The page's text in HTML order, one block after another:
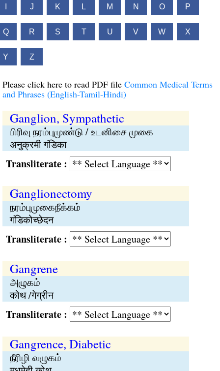
J K L M N O P
Q R S T U V W X
Y Z
Please click here to read PDF file Common Medical Terms
and Phrases (English-Tamil-Hindi)
Ganglion, Sympathetic
பிரிவு நரம்புமுண்டு / உடனிசை முகை
अनुक्रमी गंडिका
:
Ganglionectomy
நரம்புமுகைநீக்கம்
गंडिकोच्छेदन
:
Gangrene
அழுகம்
कोथ /गेग्रीन
:
Gangrence, Diabetic
நீரிழி வழுகம்